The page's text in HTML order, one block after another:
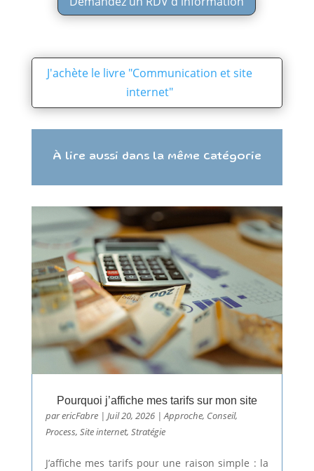
J'achète le livre "Communication et site
internet"
À lire aussi dans la même catégorie
Pourquoi j’affiche mes tarifs sur mon site
parericFabre| Juil 20, 2026|Approche, Conseil,
Process, Site internet, Stratégie
J’affiche mes tarifs pour une raison simple : la